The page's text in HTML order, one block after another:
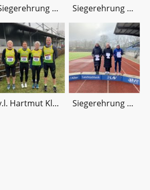
Siegerehrung Hartmut Siegerehrung Torsten
v.l. Hartmut Klages, Peggy Götting, Friederike Koch, Torsten Münchow Siegerehrung Peggy